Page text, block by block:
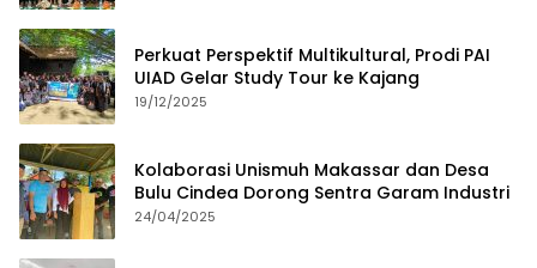
Perkuat Perspektif Multikultural, Prodi PAI
UIAD Gelar Study Tour ke Kajang
19/12/2025
Kolaborasi Unismuh Makassar dan Desa
Bulu Cindea Dorong Sentra Garam Industri
24/04/2025